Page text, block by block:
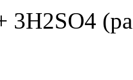
3H2SO4